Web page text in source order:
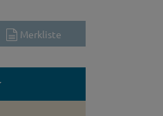
Merkliste